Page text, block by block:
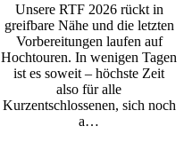
Unsere RTF 2026 rückt in
greifbare Nähe und die letzten
Vorbereitungen laufen auf
Hochtouren. In wenigen Tagen
ist es soweit – höchste Zeit
also für alle
Kurzentschlossenen, sich noch
a…